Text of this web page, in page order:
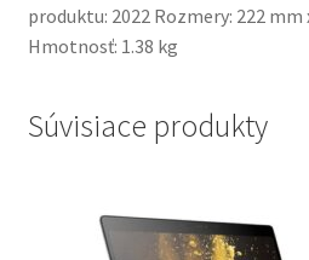
produktu: 2022 Rozmery: 222 mm
Hmotnosť: 1.38 kg
Súvisiace produkty